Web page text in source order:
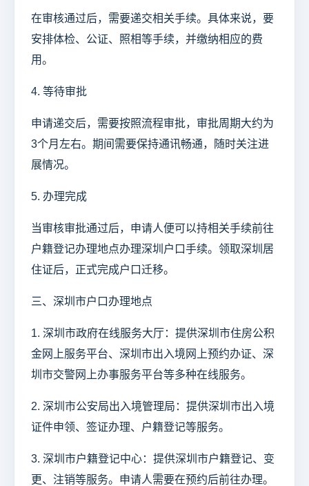
在审核通过后，需要递交相关手续。具体来说，要
安排体检、公证、照相等手续，并缴纳相应的费
用。
4. 等待审批
申请递交后，需要按照流程审批，审批周期大约为
3个月左右。期间需要保持通讯畅通，随时关注进
展情况。
5. 办理完成
当审核审批通过后，申请人便可以持相关手续前往
户籍登记办理地点办理深圳户口手续。领取深圳居
住证后，正式完成户口迁移。
三、深圳市户口办理地点
1. 深圳市政府在线服务大厅：提供深圳市住房公积
金网上服务平台、深圳市出入境网上预约办证、深
圳市交警网上办事服务平台等多种在线服务。
2. 深圳市公安局出入境管理局：提供深圳市出入境
证件申领、签证办理、户籍登记等服务。
3. 深圳市户籍登记中心：提供深圳市户籍登记、变
更、注销等服务。申请人需要在预约后前往办理。